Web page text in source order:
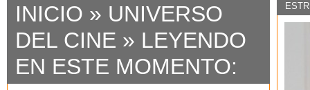
INICIO » UNIVERSO
DEL CINE » LEYENDO
EN ESTE MOMENTO: